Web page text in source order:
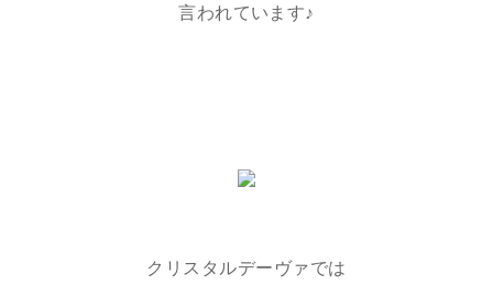
言われています♪
クリスタルデーヴァでは